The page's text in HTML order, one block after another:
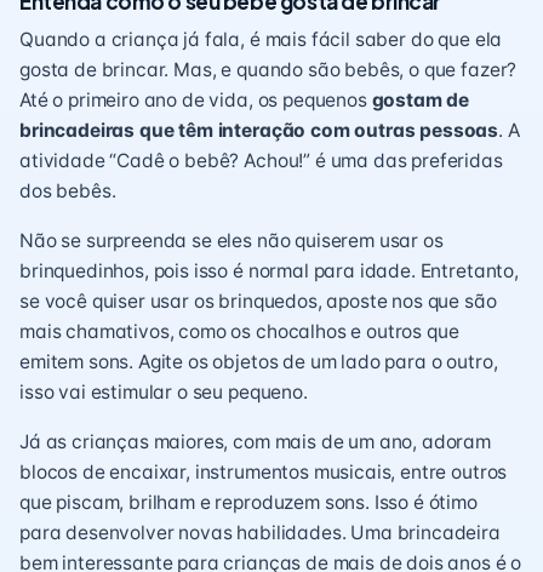
Quando a criança já fala, é mais fácil saber do que ela
gosta de brincar. Mas, e quando são bebês, o que fazer?
Até o primeiro ano de vida, os pequenosgostam de
brincadeiras que têm interação com outras pessoas. A
atividade “Cadê o bebê? Achou!” é uma das preferidas
dos bebês.
Não se surpreenda se eles não quiserem usar os
brinquedinhos, pois isso é normal para idade. Entretanto,
se você quiser usar os brinquedos, aposte nos que são
mais chamativos, como os chocalhos e outros que
emitem sons. Agite os objetos de um lado para o outro,
isso vai estimular o seu pequeno.
Já as crianças maiores, com mais de um ano, adoram
blocos de encaixar, instrumentos musicais, entre outros
que piscam, brilham e reproduzem sons. Isso é ótimo
para desenvolver novas habilidades. Uma brincadeira
bem interessante para crianças de mais de dois anos é o